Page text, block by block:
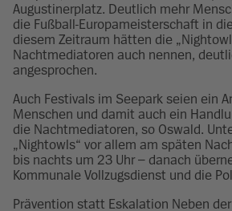
Augustinerplatz. Deutlich mehr
die Fußball-Europameisterschaft in
diesem Zeitraum hätten die
Nachtmediatoren auch nennen,
angesprochen.
Auch Festivals im Seepark seien ein
Menschen und damit auch ein
die Nachtmediatoren, so Oswald.
„Nightowls“ vor allem am späten
bis nachts um 23 Uhr – danach
Kommunale Vollzugsdienst und die
Prävention statt Eskalation Neben